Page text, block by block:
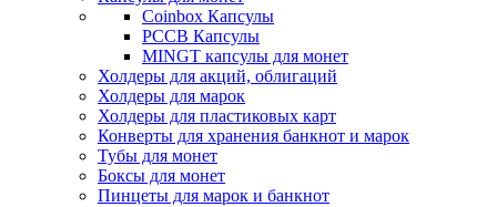
Coinbox Капсулы
РССВ Капсулы
MINGT капсулы для монет
Холдеры для акций, облигаций
Холдеры для марок
Холдеры для пластиковых карт
Конверты для хранения банкнот и марок
Тубы для монет
Боксы для монет
Пинцеты для марок и банкнот